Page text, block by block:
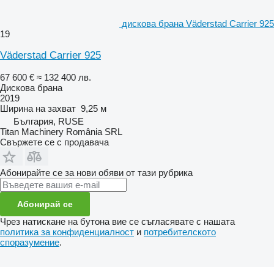
дискова брана Väderstad Carrier 925
19
Väderstad Carrier 925
67 600 € ≈ 132 400 лв.
Дискова брана
2019
Ширина на захват 9,25 м
България, RUSE
Titan Machinery România SRL
Свържете се с продавача
Абонирайте се за нови обяви от тази рубрика
Абонирай се
Чрез натискане на бутона вие се съгласявате с нашата
политика за конфиденциалност и потребителското
споразумение.